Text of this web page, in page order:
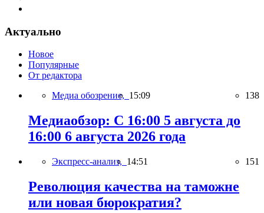
Актуально
Новое
Популярные
От редактора
Медиа обозрение, 15:09 138
Медиаобзор: С 16:00 5 августа до
16:00 6 августа 2026 года
Экспресс-анализ, 14:51 151
Революция качества на таможне
или новая бюрократия?